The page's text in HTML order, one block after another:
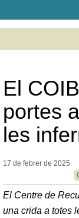
El
portes
les
17 de febrer de 2025
El Centre de
una crida a totes